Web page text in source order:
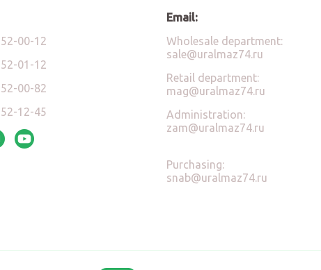
00-12
01-12
00-82
12-45
Email:
Wholesale department:
sale@uralmaz74.ru
Retail department:
mag@uralmaz74.ru
Administration:
zam@uralmaz74.ru
Purchasing:
snab@uralmaz74.ru